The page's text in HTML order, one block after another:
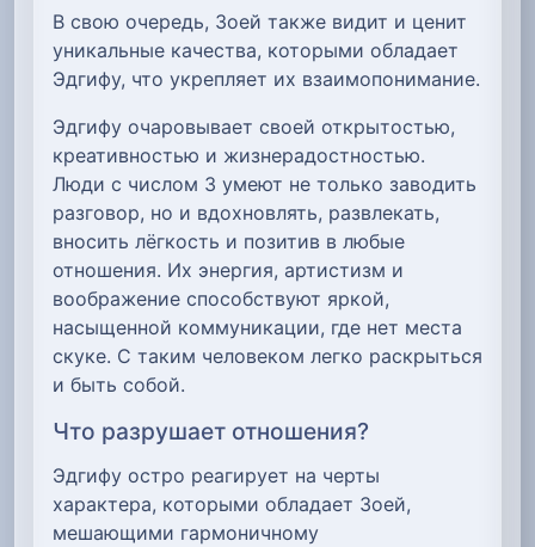
В свою очередь, Зоей также видит и ценит
уникальные качества, которыми обладает
Эдгифу, что укрепляет их взаимопонимание.
Эдгифу очаровывает своей открытостью,
креативностью и жизнерадостностью.
Люди с числом 3 умеют не только заводить
разговор, но и вдохновлять, развлекать,
вносить лёгкость и позитив в любые
отношения. Их энергия, артистизм и
воображение способствуют яркой,
насыщенной коммуникации, где нет места
скуке. С таким человеком легко раскрыться
и быть собой.
Что разрушает отношения?
Эдгифу остро реагирует на черты
характера, которыми обладает Зоей,
мешающими гармоничному